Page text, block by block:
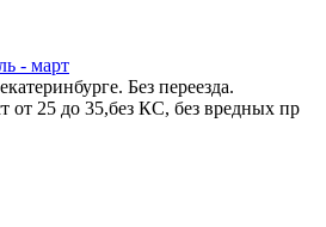
- март
Без переезда.
от 25 до 35,без КС, без вредных пр